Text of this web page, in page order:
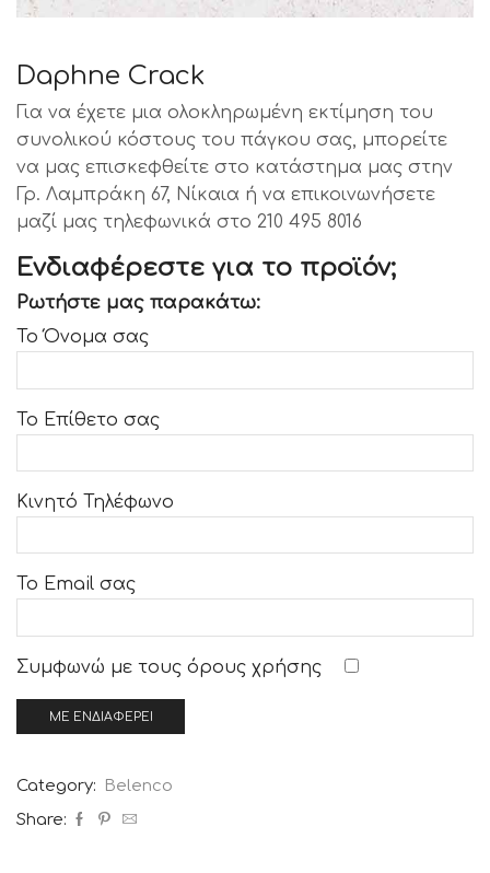
Daphne Crack
Για να έχετε μια ολοκληρωμένη εκτίμηση του
συνολικού κόστους του πάγκου σας, μπορείτε
να μας επισκεφθείτε στο κατάστημα μας στην
Γρ. Λαμπράκη 67, Νίκαια ή να επικοινωνήσετε
μαζί μας τηλεφωνικά στο 210 495 8016
Ενδιαφέρεστε για το προϊόν;
Ρωτήστε μας παρακάτω:
Το Όνομα σας
Το Επίθετο σας
Κινητό Τηλέφωνο
Το Email σας
Συμφωνώ με τους όρους χρήσης
Category:
Belenco
Share: